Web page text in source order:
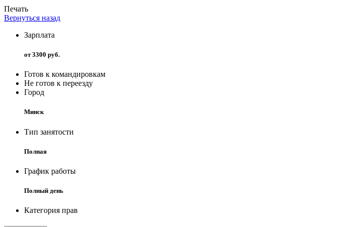
Печать
Вернуться назад
Зарплата
от 3300 руб.
Готов к командировкам
Не готов к переезду
Город
Минск
Тип занятости
Полная
График работы
Полный день
Категория прав